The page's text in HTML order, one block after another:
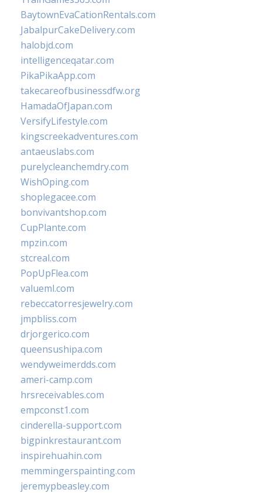
BaytownEvaCationRentals.com
JabalpurCakeDelivery.com
halobjd.com
intelligenceqatar.com
PikaPikaApp.com
takecareofbusinessdfw.org
HamadaOfJapan.com
VersifyLifestyle.com
kingscreekadventures.com
antaeuslabs.com
purelycleanchemdry.com
WishOping.com
shoplegacee.com
bonvivantshop.com
CupPlante.com
mpzin.com
stcreal.com
PopUpFlea.com
valueml.com
rebeccatorresjewelry.com
jmpbliss.com
drjorgerico.com
queensushipa.com
wendyweimerdds.com
ameri-camp.com
hrsreceivables.com
empconst1.com
cinderella-support.com
bigpinkrestaurant.com
inspirehuahin.com
memmingerspainting.com
jeremypbeasley.com